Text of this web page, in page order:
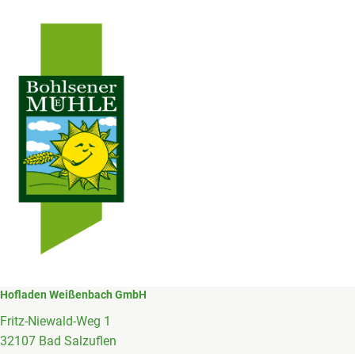
Hofladen Weißenbach GmbH
Fritz-Niewald-Weg 1
32107 Bad Salzuflen